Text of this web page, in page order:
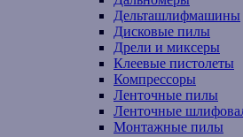
Дельташлифмашины
Дисковые пилы
Дрели и миксеры
Клеевые пистолеты
Компрессоры
Ленточные пилы
Ленточные
Монтажные пилы